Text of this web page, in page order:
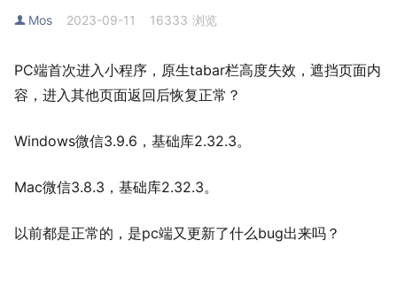
Mos 2023-09-11 16333 浏览
PC端首次进入小程序，原生tabar栏高度失效，遮挡页面内
容，进入其他页面返回后恢复正常？
Windows微信3.9.6，基础库2.32.3。
Mac微信3.8.3，基础库2.32.3。
以前都是正常的，是pc端又更新了什么bug出来吗？